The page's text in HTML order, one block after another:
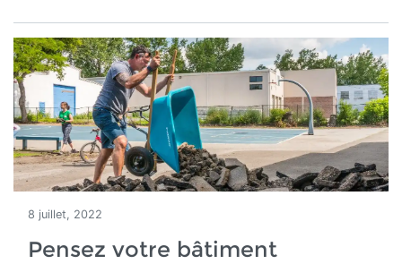
8 juillet, 2022
Pensez votre bâtiment